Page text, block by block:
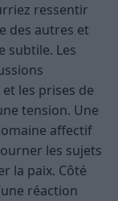
ressentir
des autres et
subtile. Les
les prises de
tension. Une
affectif
les sujets
la paix. Côté
réaction